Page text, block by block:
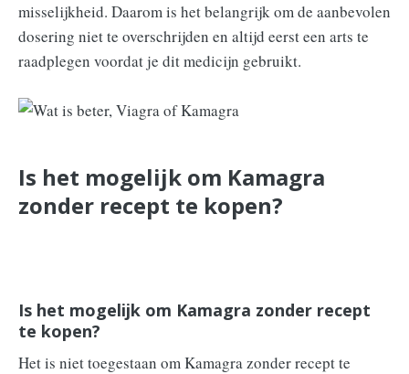
misselijkheid. Daarom is het belangrijk om de aanbevolen
dosering niet te overschrijden en altijd eerst een arts te
raadplegen voordat je dit medicijn gebruikt.
Is het mogelijk om Kamagra
zonder recept te kopen?
Is het mogelijk om Kamagra zonder recept
te kopen?
Het is niet toegestaan om Kamagra zonder recept te